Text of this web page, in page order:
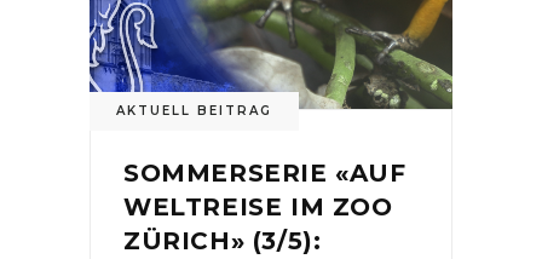
AKTUELL BEITRAG
SOMMERSERIE «AUF
WELTREISE IM ZOO
ZÜRICH» (3/5):